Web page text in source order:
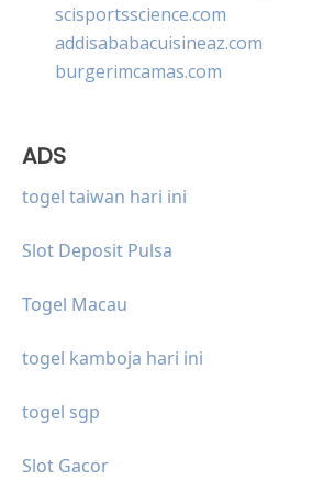
scisportsscience.com
addisababacuisineaz.com
burgerimcamas.com
ADS
togel taiwan hari ini
Slot Deposit Pulsa
Togel Macau
togel kamboja hari ini
togel sgp
Slot Gacor